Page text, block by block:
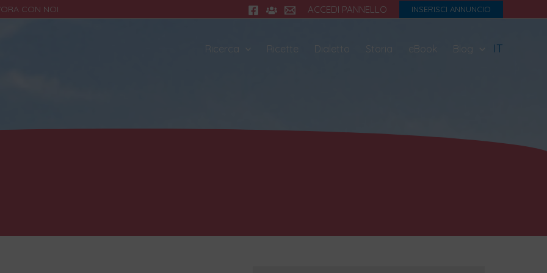
CON NOI ACCEDI PANNELLO INSERISCI ANNUNCIO
Ricerca Ricette Dialetto Storia eBook Blog IT